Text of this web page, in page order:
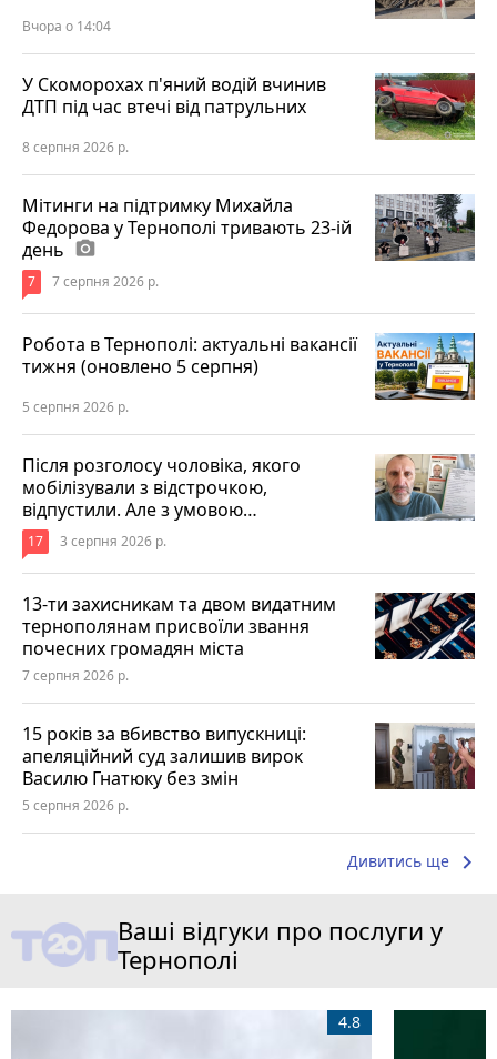
Вчора о 14:04
У Скоморохах п'яний водій вчинив
ДТП під час втечі від патрульних
8 серпня 2026 р.
Мітинги на підтримку Михайла
Федорова у Тернополі тривають 23-ій
день photo_camera
7 7 серпня 2026 р.
Робота в Тернополі: актуальні вакансії
тижня (оновлено 5 серпня)
5 серпня 2026 р.
Після розголосу чоловіка, якого
мобілізували з відстрочкою,
відпустили. Але з умовою…
17 3 серпня 2026 р.
13-ти захисникам та двом видатним
тернополянам присвоїли звання
почесних громадян міста
7 серпня 2026 р.
15 років за вбивство випускниці:
апеляційний суд залишив вирок
Василю Гнатюку без змін
5 серпня 2026 р.
Дивитись ще keyboard_arrow_right
Ваші відгуки про послуги у
Тернополі
4.8